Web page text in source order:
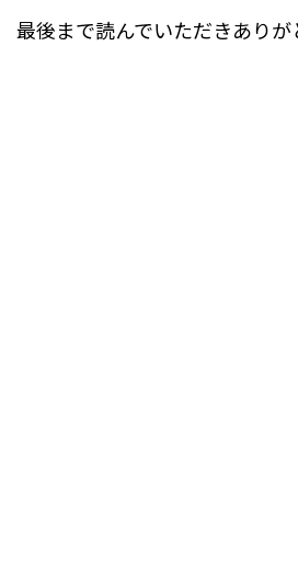
最後まで読んでいただきありが